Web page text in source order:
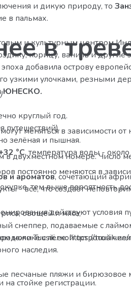
стойке регистрации.
и дикую природу, то
в пальмах.
и культурным центром
корицу, ваниль и другие
добавила острову
узкими улочками, резными
ЮНЕСКО.
круглый год.
путешествий).
зелёная и пышная.
°C, температура воды - около
и ароматов, сочетающий
- всё, что создаёт
овощей и мяса;
снеппер, подаваемые с
молоке с лёгкой остротой
наследия.
песчаные пляжи и
в
меняться в зависимости
двухместном номере. Число
постоянно меняются в
тем выше вероятность
действуют условия
Tuusik.ee: https://tuusik.ee/